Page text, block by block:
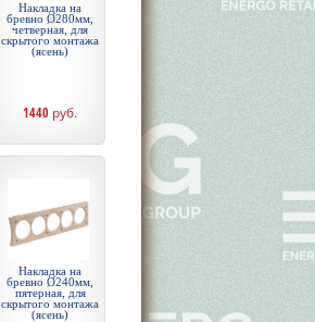
Накладка на
бревно Ø280мм,
четверная, для
скрытого монтажа
(ясень)
1440 руб.
Накладка на
бревно Ø240мм,
пятерная, для
скрытого монтажа
(ясень)